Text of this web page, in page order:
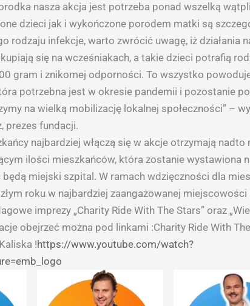
nasza akcja jest potrzeba ponad wszelką
dzieci jak i wykończone porodem matki są
rodzaju infekcje, warto zwrócić uwagę, iż działania
się na wcześniakach, a takie dzieci potrafią
gram i znikomej odporności. To wszystko
potrzebna jest w okresie pandemii i pozostanie
na wielką mobilizację lokalnej społeczności” –
prezes fundacji.
najbardziej włączą się w akcje otrzymają nadto
ilości mieszkańców, która zostanie wystawiona
będą miejski szpital. W ramach wdzięczności dla
roku w najbardziej zaangażowanej miejscowości
imprezy „Charity Ride With The Stars” oraz
obejrzeć można pod linkami :Charity Ride With
!https://www.youtube.com/watch?